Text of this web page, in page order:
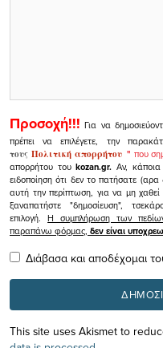
Προσοχή!!! Για να
πρέπει να επιλέγετε, την
τουςΠολιτική απορρήτου" που
απορρήτου τουkozan.gr. Αν,
ειδοποίηση ότι δεν το πατήσατε
αυτή την περίπτωση, για να μη
ξαναπατήστε "δημοσίευση",
επιλογή.Η συμπλήρωση των
παραπάνω φόρμας, δεν είναι
Διάβασα και αποδέχομαι
This site uses Akismet to